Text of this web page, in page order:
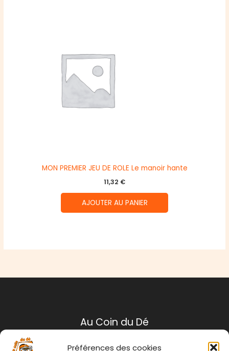
Préférences des cookies
MON PREMIER JEU DE ROLE Le manoir hante
11,32 €
AJOUTER AU PANIER
Au Coin du Dé